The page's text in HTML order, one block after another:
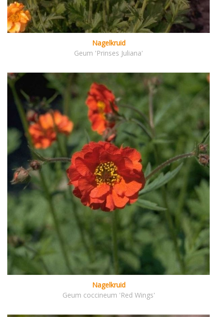
Nagelkruid
Geum 'Prinses Juliana'
Nagelkruid
Geum coccineum 'Red Wings'